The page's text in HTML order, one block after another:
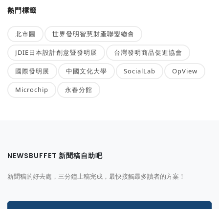
熱門標籤
北市圖 世界發明智慧財產聯盟總會
JDIE日本設計創意暨發明展 台灣發明商品促進協會
國際發明展 中國文化大學 SocialLab OpView
Microchip 永春分館
NEWSBUFFET 新聞稿自助吧
新聞稿的好去處，三分鐘上稿完成，最快接觸最多讀者的方案！